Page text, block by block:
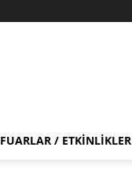
FUARLAR / ETKINLIKLER